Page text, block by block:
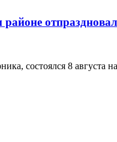
состоялся 8 августа